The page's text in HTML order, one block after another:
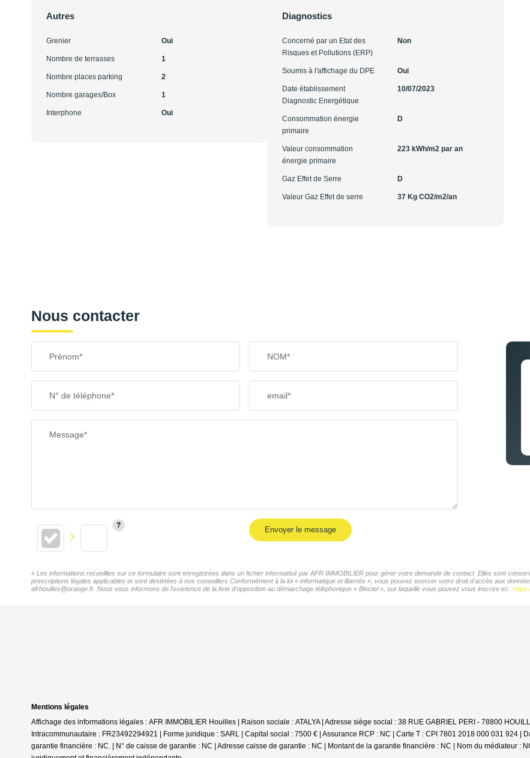
Autres
Grenier Oui
Nombre de terrasses 1
Nombre places parking 2
Nombre garages/Box 1
Interphone Oui
Diagnostics
Concerné par un Etat des
Risques et Pollutions (ERP)
Non
Soumis à l'affichage du DPE Oui
Date établissement
Diagnostic Energétique
10/07/2023
Consommation énergie
primaire
D
Valeur consommation
énergie primaire
223 kWh/m2 par an
Gaz Effet de Serre D
Valeur Gaz Effet de serre 37 Kg CO2/m2/an
Nous contacter
Prénom* NOM*
N° de téléphone* email*
Message*
Envoyer le message
« Les informations recueillies sur ce formulaire sont enregistrées dans un fichier informatisé par AFR IMMOBILIER pour gérer votre demande de contact. Elles sont
prescriptions légales applicables et sont destinées à nos conseillers Conformément à la loi « informatique et libertés », vous pouvez exercer votre droit d'accès aux
afrhouilles@orange.fr. Nous vous informons de l'existence de la liste d'opposition au démarchage téléphonique « Bloctel », sur laquelle vous pouvez vous inscrire ici :
Mentions légales
Affichage des informations légales : AFR IMMOBILIER Houilles | Raison sociale : ATALYA | Adresse siège social : 38 RUE GABRIEL PERI - 78800
Intracommunautaire : FR23492294921 | Forme juridique : SARL | Capital social : 7500 € | Assurance RCP : NC | Carte T : CPI 7801 2018 000 031 924 |
garantie financière : NC. | N° de caisse de garantie : NC | Adresse caisse de garantie : NC | Montant de la garantie financière : NC | Nom du médiateur :